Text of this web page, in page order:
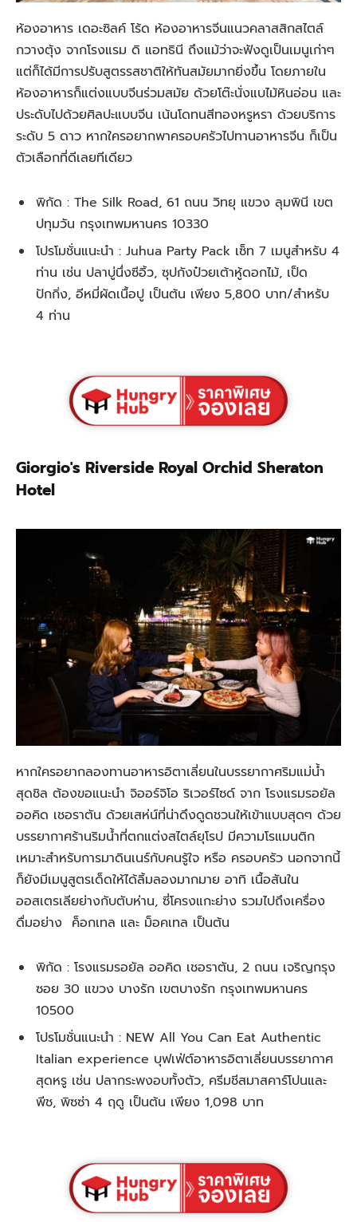
ห้องอาหาร เดอะซิลค์ โร้ด ห้องอาหารจีนแนวคลาสสิกสไตล์
กวางตุ้ง จากโรงแรม ดิ แอทธินี ถึงแม้ว่าจะฟังดูเป็นเมนูเก่าๆ
แต่ก็ได้มีการปรับสูตรรสชาติให้ทันสมัยมากยิ่งขึ้น โดยภายใน
ห้องอาหารก็แต่งแบบจีนร่วมสมัย ด้วยโต๊ะนั่งแบไม้หินอ่อน และ
ประดับไปด้วยศิลปะแบบจีน เน้นโดทนสีทองหรูหรา ด้วยบริการ
ระดับ 5 ดาว หากใครอยากพาครอบครัวไปทานอาหารจีน ก็เป็น
ตัวเลือกที่ดีเลยทีเดียว
พิกัด : The Silk Road, 61 ถนน วิทยุ แขวง ลุมพินี เขต
ปทุมวัน กรุงเทพมหานคร 10330
โปรโมชั่นแนะนำ : Juhua Party Pack เซ็ท 7 เมนูสำหรับ 4
ท่าน เช่น ปลาบู่นึ่งซีอิ้ว, ซุปกังป๋วยเต้าหู้ดอกไม้, เป็ด
ปักกิ่ง, อีหมี่ผัดเนื้อปู เป็นต้น เพียง 5,800 บาท/สำหรับ
4 ท่าน
Giorgio's Riverside Royal Orchid Sheraton
Hotel
หากใครอยากลองทานอาหารอิตาเลี่ยนในบรรยากาศริมแม่น้ำ
สุดชิล ต้องขอแนะนำ จิออร์จิโอ ริเวอร์ไซด์ จาก โรงแรมรอยัล
ออคิด เชอราตัน ด้วยเสห่น์ที่น่าดึงดูดชวนให้เข้าแบบสุดๆ ด้วย
บรรยากาศร้านริมน้ำที่ตกแต่งสไตล์ยุโรป มีความโรแมนติก
เหมาะสำหรับการมาดินเนร์กับคนรู้ใจ หรือ ครอบครัว นอกจากนี้
ก็ยังมีเมนูสูตรเด็ดให้ได้ลิ้มลองมากมาย อาทิ เนื้อสันใน
ออสเตรเลียย่างกับตับห่าน, ซี่โครงแกะย่าง รวมไปถึงเครื่อง
ดื่มอย่าง ค็อกเทล และ ม็อคเทล เป็นต้น
พิกัด : โรงแรมรอยัล ออคิด เชอราตัน, 2 ถนน เจริญกรุง
ซอย 30 แขวง บางรัก เขตบางรัก กรุงเทพมหานคร
10500
โปรโมชั่นแนะนำ : NEW All You Can Eat Authentic
Italian experience บุฟเฟ่ต์อาหารอิตาเลี่ยนบรรยากาศ
สุดหรู เช่น ปลากระพงอบทั้งตัว, ครีมชีสมาสคาร์โปนและ
พีช, พิซซ่า 4 ฤดู เป็นต้น เพียง 1,098 บาท